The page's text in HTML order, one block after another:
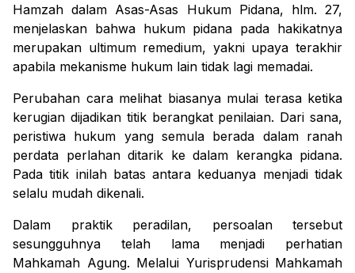
Hamzah dalam Asas-Asas Hukum Pidana, hlm. 27,
menjelaskan bahwa hukum pidana pada hakikatnya
merupakan ultimum remedium, yakni upaya terakhir
apabila mekanisme hukum lain tidak lagi memadai.
Perubahan cara melihat biasanya mulai terasa ketika
kerugian dijadikan titik berangkat penilaian. Dari sana,
peristiwa hukum yang semula berada dalam ranah
perdata perlahan ditarik ke dalam kerangka pidana.
Pada titik inilah batas antara keduanya menjadi tidak
selalu mudah dikenali.
Dalam praktik peradilan, persoalan tersebut
sesungguhnya telah lama menjadi perhatian
Mahkamah Agung. Melalui Yurisprudensi Mahkamah